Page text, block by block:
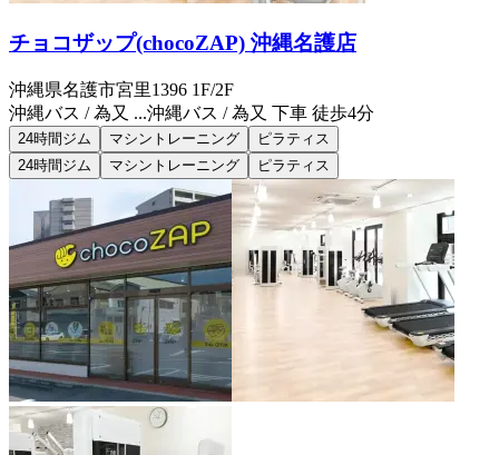
チョコザップ(chocoZAP) 沖縄名護店
沖縄県名護市宮里1396 1F/2F
沖縄バス / 為又 ...沖縄バス / 為又 下車 徒歩4分
24時間ジム マシントレーニング
ピラティス
24時間ジム
マシントレーニング ピラティス